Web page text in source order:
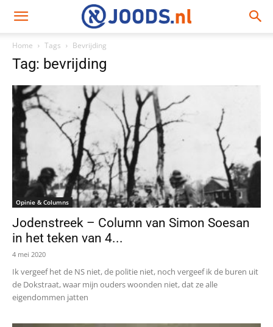
Home Tags Bevrijding
Tag: bevrijding
Opinie & Columns
Jodenstreek – Column van Simon Soesan
in het teken van 4...
4 mei 2020
Ik vergeef het de NS niet, de politie niet, noch vergeef ik de buren uit
de Dokstraat, waar mijn ouders woonden niet, dat ze alle
eigendommen jatten